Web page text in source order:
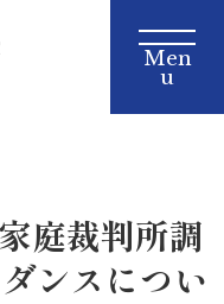
庭裁判所調
ンスについ